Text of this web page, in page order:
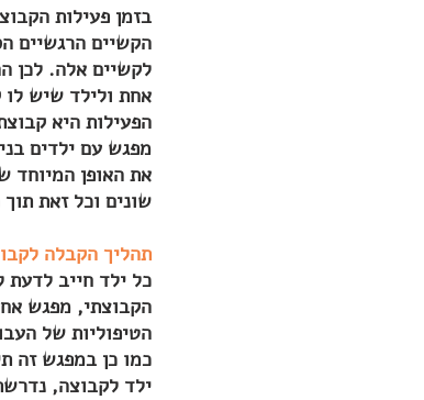
בזמן פעילות
הקשיים הרגשיים
לקשיים אלה. לכן
אחת ולילד שיש
הפעילות היא
מפגש עם ילדים
את האופן המיוחד
שונים וכל זאת
תהליך הקבלה
כל ילד חייב לדעת
הקבוצתי, מפגש
הטיפוליות של
כמו כן במפגש זה
ילד לקבוצה,